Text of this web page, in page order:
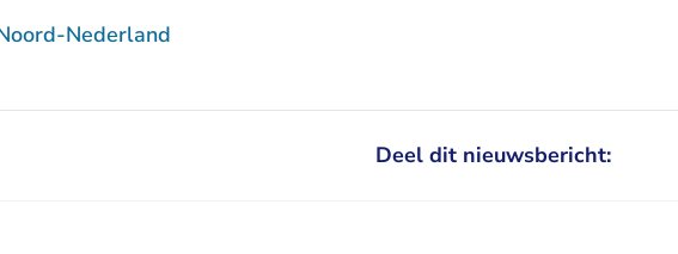
Nederland
Deel dit nieuwsbericht: